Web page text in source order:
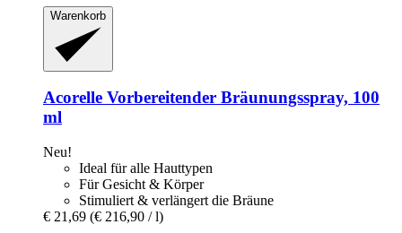
Warenkorb
Acorelle Vorbereitender Bräunungsspray, 100
ml
Neu!
Ideal für alle Hauttypen
Für Gesicht & Körper
Stimuliert & verlängert die Bräune
€ 21,69 (€ 216,90 / l)